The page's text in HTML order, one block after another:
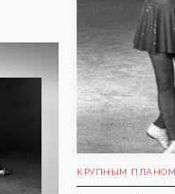
КРУПНЫМ ПЛАНОМ